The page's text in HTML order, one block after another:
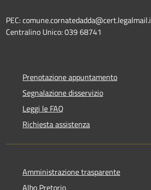
PEC:
Centralino Unico: 039 68741
Prenotazione appuntamento
Segnalazione disservizio
Leggi le FAQ
Richiesta assistenza
Amministrazione trasparente
Albo Pretorio